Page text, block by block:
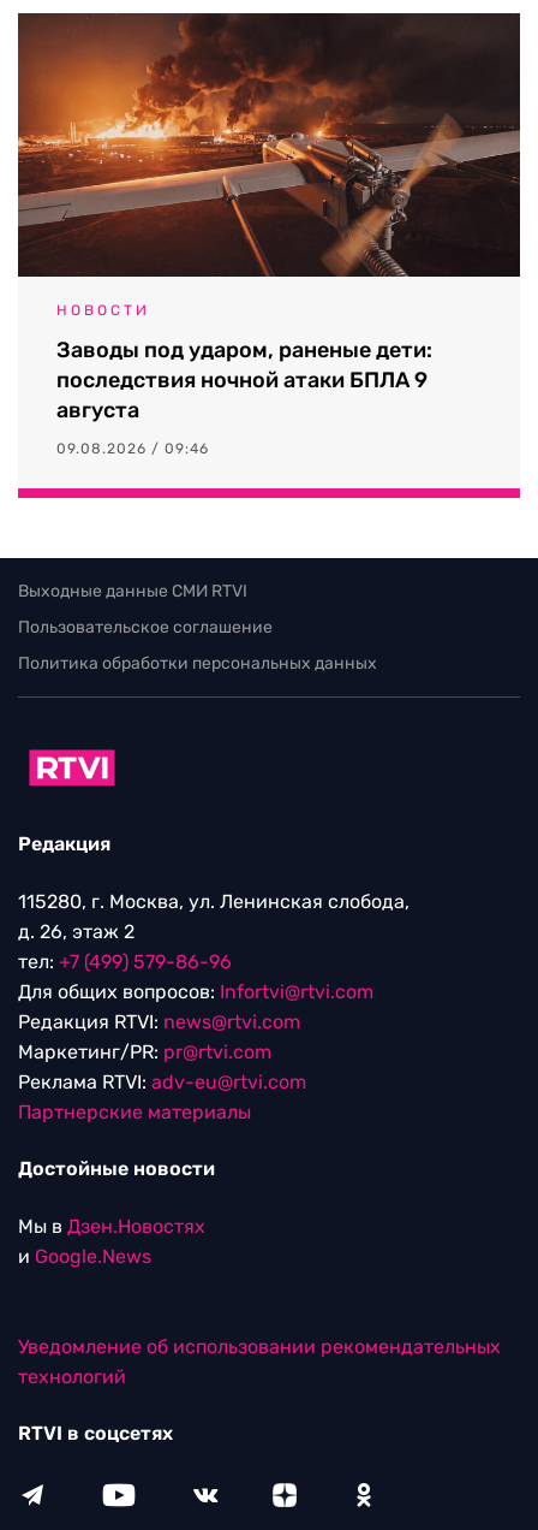
НОВОСТИ
Заводы под ударом, раненые дети:
последствия ночной атаки БПЛА 9
августа
09.08.2026 / 09:46
Выходные данные СМИ RTVI
Пользовательское соглашение
Политика обработки персональных данных
Редакция
115280, г. Москва, ул. Ленинская слобода,
д. 26, этаж 2
тел: +7 (499) 579-86-96
Для общих вопросов: Infortvi@rtvi.com
Редакция RTVI: news@rtvi.com
Маркетинг/PR: pr@rtvi.com
Реклама RTVI: adv-eu@rtvi.com
Партнерские материалы
Достойные новости
Мы в Дзен.Новостях
и Google.News
Уведомление об использовании рекомендательных
технологий
RTVI в соцсетях